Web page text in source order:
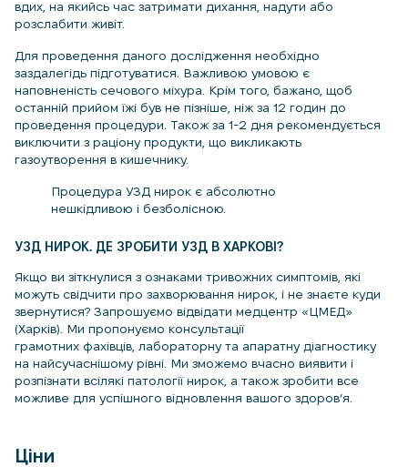
вдих, на якийсь час затримати дихання, надути або
розслабити живіт.
Для проведення даного дослідження необхідно
заздалегідь підготуватися. Важливою умовою є
наповненість сечового міхура. Крім того, бажано, щоб
останній прийом їжі був не пізніше, ніж за 12 годин до
проведення процедури. Також за 1-2 дня рекомендується
виключити з раціону продукти, що викликають
газоутворення в кишечнику.
Процедура УЗД нирок є абсолютно
нешкідливою і безболісною.
УЗД НИРОК. ДЕ ЗРОБИТИ УЗД В ХАРКОВІ?
Якщо ви зіткнулися з ознаками тривожних симптомів, які
можуть свідчити про захворювання нирок, і не знаєте куди
звернутися? Запрошуємо відвідати медцентр «ЦМЕД»
(Харків). Ми пропонуємо консультації
грамотних фахівців, лабораторну та апаратну діагностику
на найсучаснішому рівні. Ми зможемо вчасно виявити і
розпізнати всілякі патології нирок, а також зробити все
можливе для успішного відновлення вашого здоров’я.
Ціни